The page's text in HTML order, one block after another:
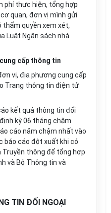
phí thực hiện, tổng hợp
quan, đơn vị mình gửi
thẩm quyền xem xét,
Luật Ngân sách nhà
cấp thông tin
vị, địa phương cung cấp
Trang thông tin điện tử
kết quả thông tin đối
kỳ 06 tháng chậm
cáo năm chậm nhất vào
báo cáo đột xuất khi có
Truyền thông để tổng hợp
và Bộ Thông tin và
TIN ĐỐI NGOẠI